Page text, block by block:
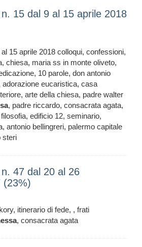
15 dal 9 al 15 aprile 2018
15 aprile 2018 colloqui, confessioni,
chiesa, maria ss in monte oliveto,
10 parole, don antonio
eucaristica, casa
arte della chiesa, padre walter
, padre riccardo, consacrata agata,
edificio 12, seminario,
antonio bellingreri, palermo capitale
steri
47 dal 20 al 26
(23%)
itinerario di fede, , frati
, consacrata agata